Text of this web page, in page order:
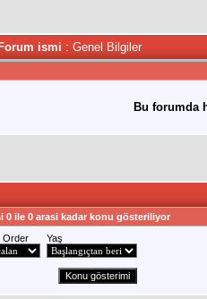
ismi : Genel Bilgiler
Bu forumda
0 ile 0 arasi kadar konu gösteriliyor
Order Yaş